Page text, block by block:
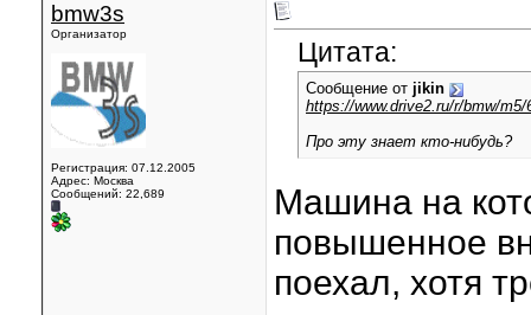
bmw3s
Организатор
Регистрация: 07.12.2005
Адрес: Москва
Сообщений: 22,689
Цитата:
Сообщение от jikin
https://www.drive2.ru/r/bmw/m5/
Про эту знает кто-нибудь?
Машина на
повышенное
поехал, хотя